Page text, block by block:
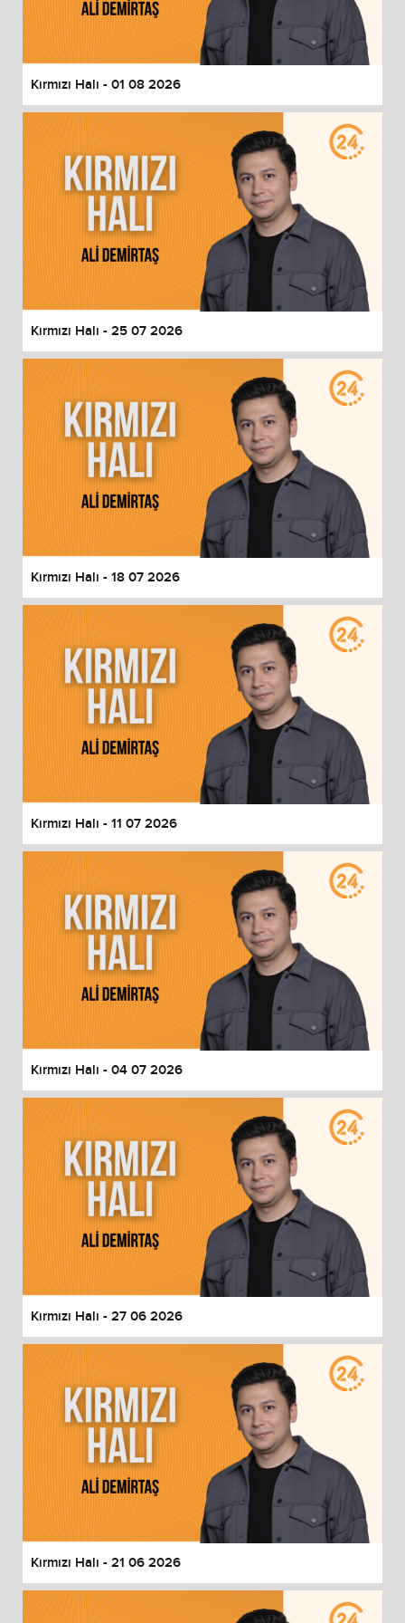
End of dialog window.
Kırmızı Halı - 01 08 2026
Kırmızı Halı - 25 07 2026
Kırmızı Halı - 18 07 2026
Kırmızı Halı - 11 07 2026
Kırmızı Halı - 04 07 2026
Kırmızı Halı - 27 06 2026
Kırmızı Halı - 21 06 2026